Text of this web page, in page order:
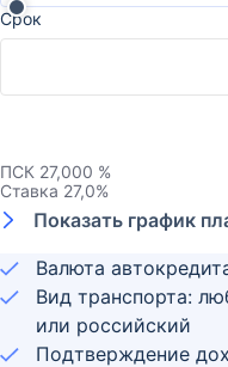
Валюта
Вид транспорта:
или российский
Подтверждение
Срок
ПСК 27,000 %
Ставка 27,0%
Показать график